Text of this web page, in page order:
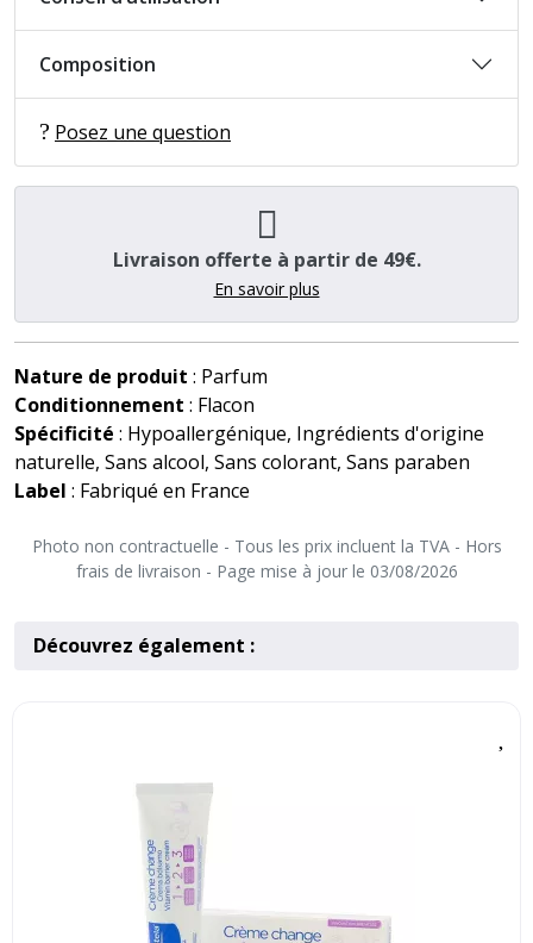
Composition
Posez une question
Livraison offerte à partir de 49€.
En savoir plus
Nature de produit : Parfum
Conditionnement : Flacon
Spécificité : Hypoallergénique, Ingrédients d'origine
naturelle, Sans alcool, Sans colorant, Sans paraben
Label : Fabriqué en France
Photo non contractuelle - Tous les prix incluent la TVA - Hors
frais de livraison - Page mise à jour le 03/08/2026
Découvrez également :